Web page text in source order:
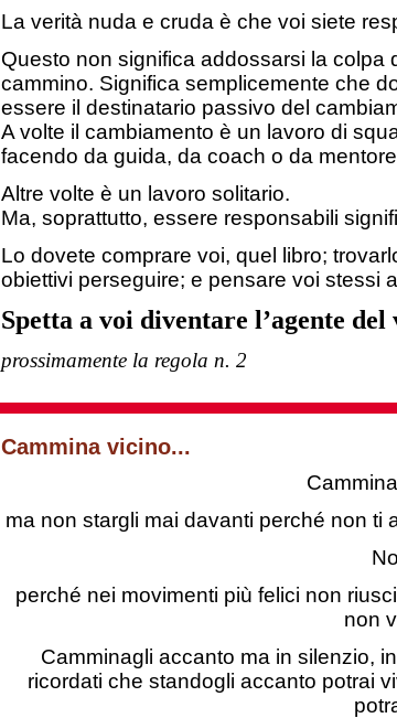
La verità nuda e cruda è che voi siete
Questo non significa addossarsi la colpa
cammino. Significa semplicemente che
essere il destinatario passivo del
A volte il cambiamento è un lavoro di
facendo da guida, da coach o da
Altre volte è un lavoro solitario.
Ma, soprattutto, essere responsabili
Lo dovete comprare voi, quel libro;
obiettivi perseguire; e pensare voi stessi
Spetta a voi diventare l’agente
prossimamente la regola n. 2
Cammina vicino...
ma non stargli mai davanti perché non ti
perché nei movimenti più felici non
non
Camminagli accanto ma in silenzio,
ricordati che standogli accanto potrai